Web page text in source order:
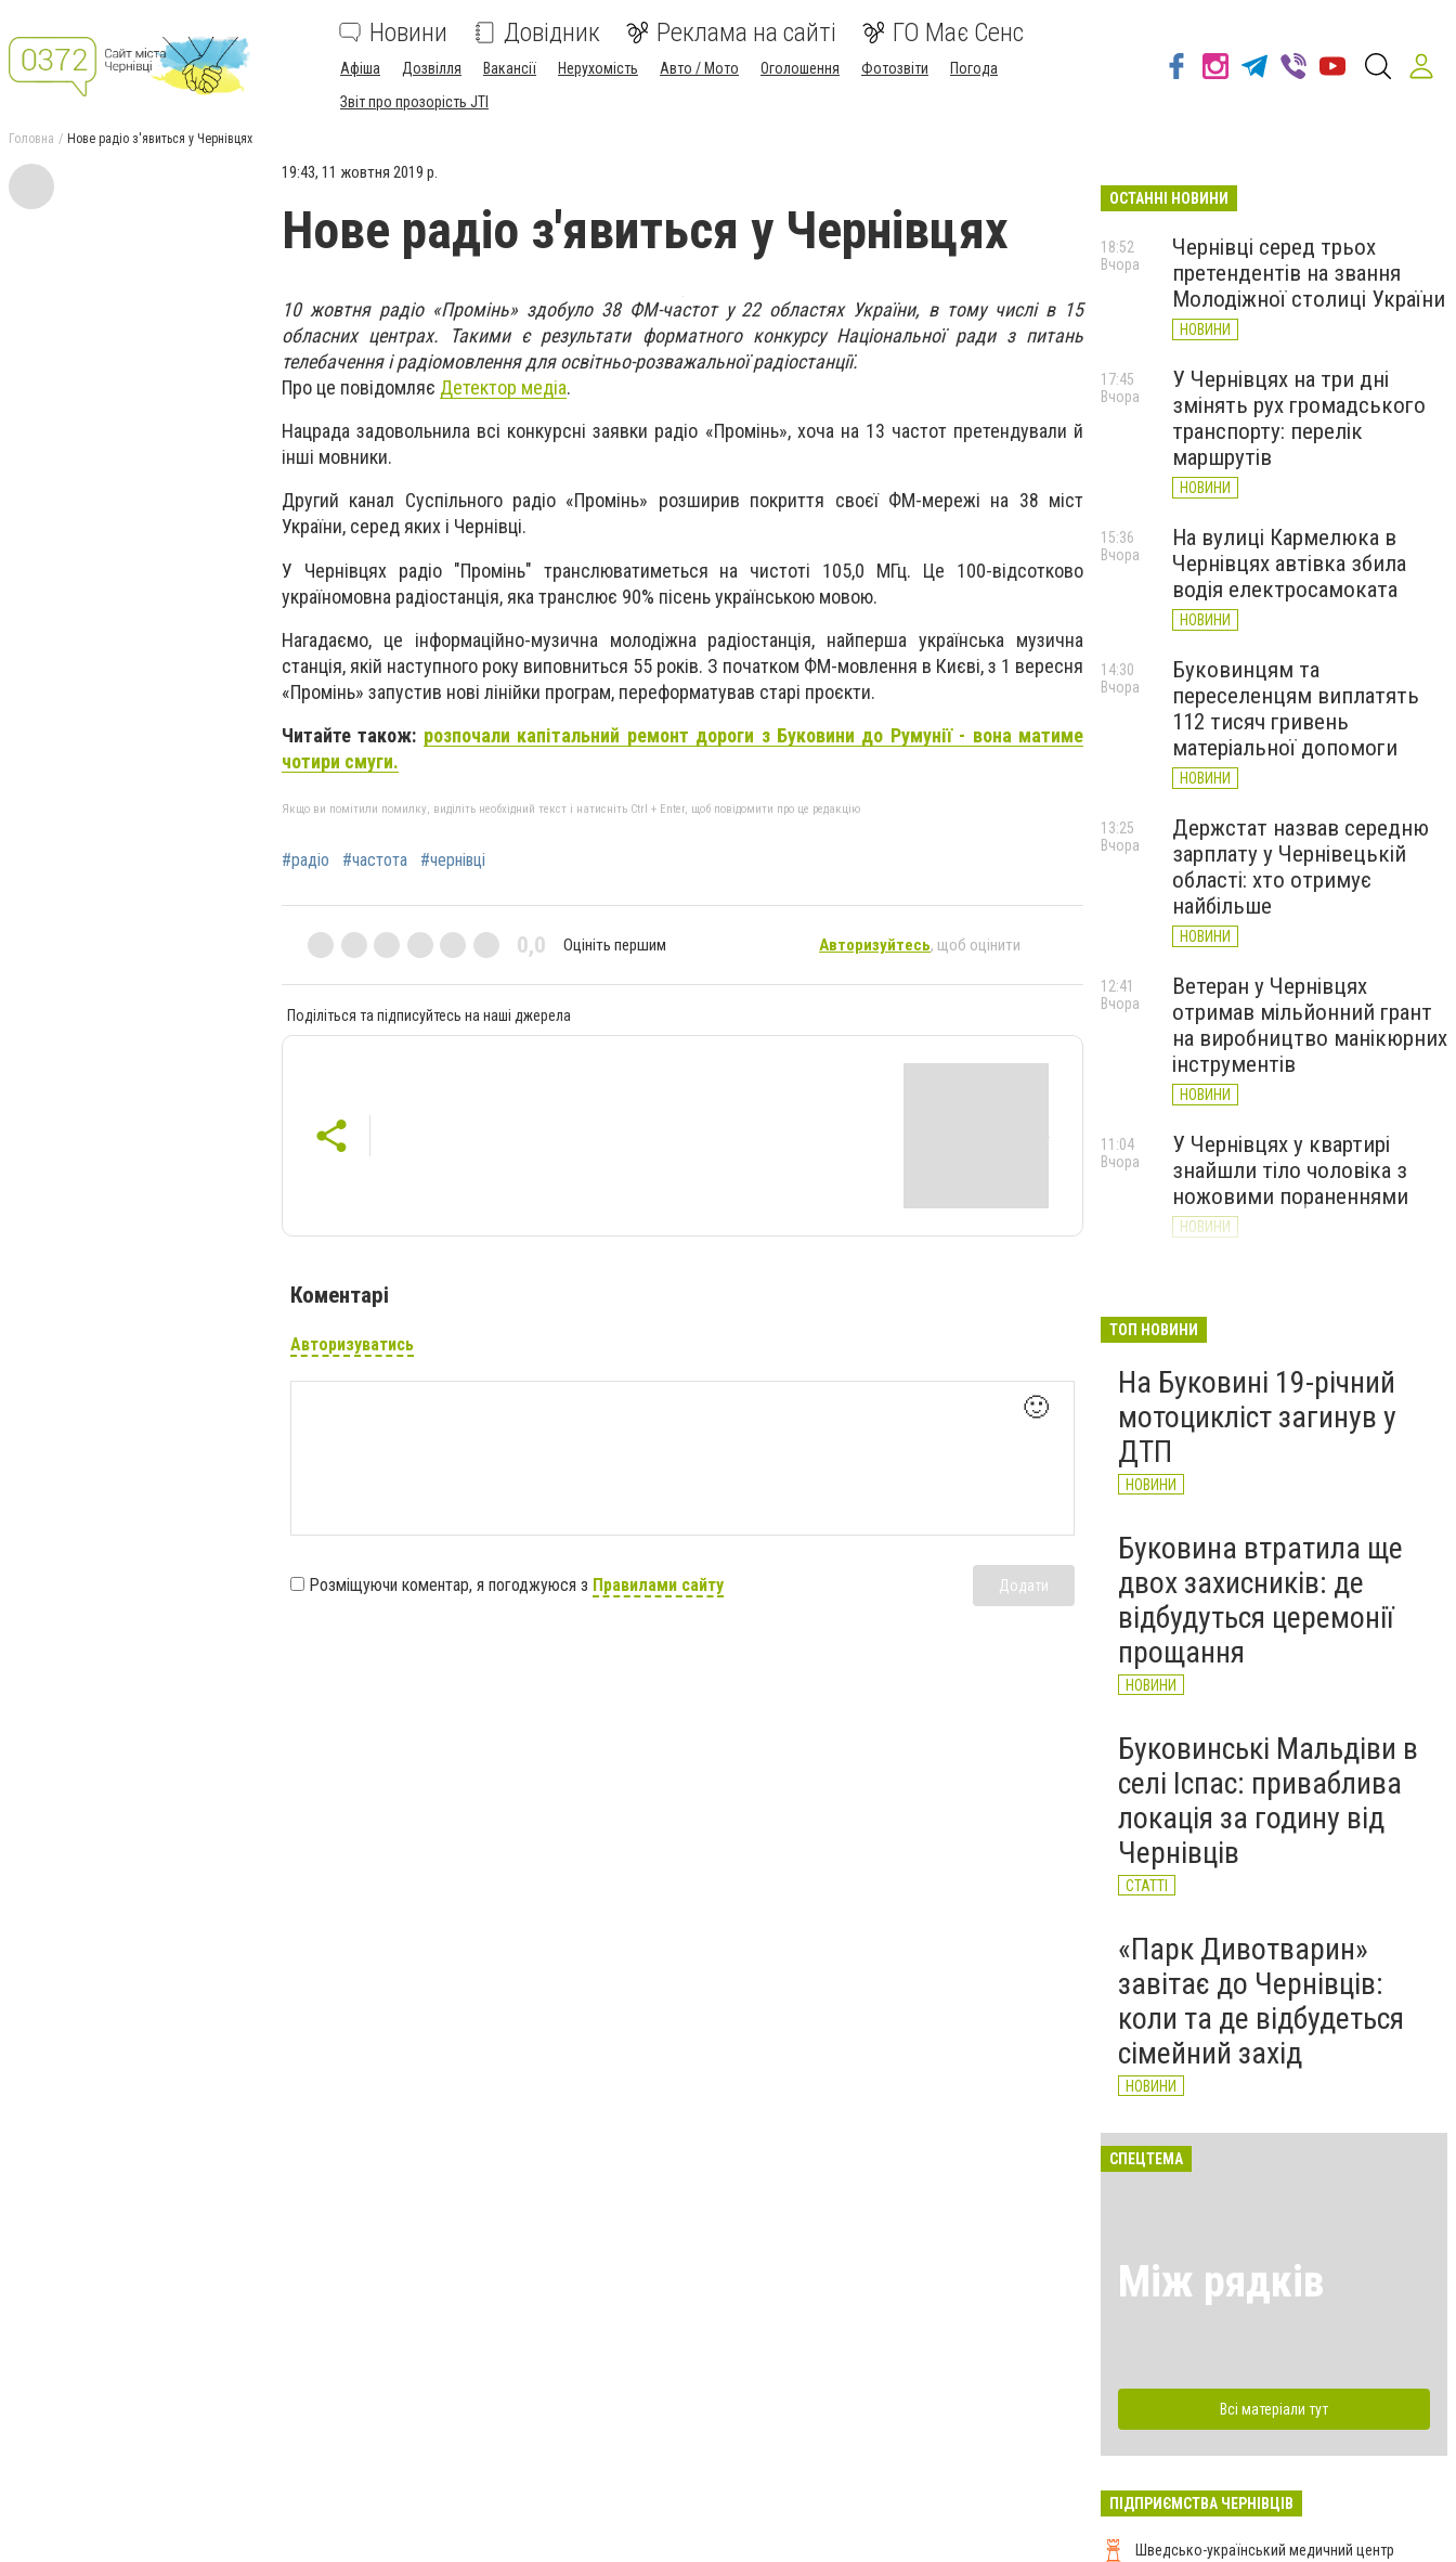
Новини Довідник Реклама на сайті ГО Має Сенс
Афіша Дозвілля Вакансії Нерухомість Авто / Мото Оголошення Фотозвіти
Погода
Звіт про прозорість JTI
Головна Нове радіо з'явиться у Чернівцях
19:43, 11 жовтня 2019 р.
Нове радіо з'явиться у Чернівцях
10 жовтня радіо «Промінь» здобуло 38 ФМ-частот у 22 областях України, в тому числі в 15
обласних центрах. Такими є результати форматного конкурсу Національної ради з питань
телебачення і радіомовлення для освітньо-розважальної радіостанції.
Про це повідомляє Детектор медіа.
Нацрада задовольнила всі конкурсні заявки радіо «Промінь», хоча на 13 частот претендували й
інші мовники.
Другий канал Суспільного радіо «Промінь» розширив покриття своєї ФМ-мережі на 38 міст
України, серед яких і Чернівці.
У Чернівцях радіо "Промінь" транслюватиметься на чистоті 105,0 МГц. Це 100-відсотково
україномовна радіостанція, яка транслює 90% пісень українською мовою.
Нагадаємо, це інформаційно-музична молодіжна радіостанція, найперша українська музична
станція, якій наступного року виповниться 55 років. З початком ФМ-мовлення в Києві, з 1 вересня
«Промінь» запустив нові лінійки програм, переформатував старі проєкти.
Читайте також: розпочали капітальний ремонт дороги з Буковини до Румунії - вона матиме
чотири смуги.
Якщо ви помітили помилку, виділіть необхідний текст і натисніть Ctrl + Enter, щоб повідомити про це редакцію
#радіо #частота #чернівці
0,0 Оцініть першим Авторизуйтесь, щоб оцінити
Поділіться та підписуйтесь на наші джерела
Коментарі
Авторизуватись
🙂
Розміщуючи коментар, я погоджуюся з Правилами сайту Додати
ОСТАННІ НОВИНИ
Чернівці серед трьох
претендентів на звання
Молодіжної столиці України
НОВИНИ
18:52
Вчора
У Чернівцях на три дні
змінять рух громадського
транспорту: перелік
маршрутів
НОВИНИ
17:45
Вчора
На вулиці Кармелюка в
Чернівцях автівка збила
водія електросамоката
НОВИНИ
15:36
Вчора
Буковинцям та
переселенцям виплатять
112 тисяч гривень
матеріальної допомоги
НОВИНИ
14:30
Вчора
Держстат назвав середню
зарплату у Чернівецькій
області: хто отримує
найбільше
НОВИНИ
13:25
Вчора
Ветеран у Чернівцях
отримав мільйонний грант
на виробництво манікюрних
інструментів
НОВИНИ
12:41
Вчора
У Чернівцях у квартирі
знайшли тіло чоловіка з
ножовими пораненнями
НОВИНИ
11:04
Вчора
критичну ситуацію з водою
НОВИНИ
ТОП НОВИНИ
На Буковині 19-річний
мотоцикліст загинув у
ДТП
НОВИНИ
Буковина втратила ще
двох захисників: де
відбудуться церемонії
прощання
НОВИНИ
Буковинські Мальдіви в
селі Іспас: приваблива
локація за годину від
Чернівців
СТАТТІ
«Парк Дивотварин»
завітає до Чернівців:
коли та де відбудеться
сімейний захід
НОВИНИ
СПЕЦТЕМА
Між рядків
Всі матеріали тут
ПІДПРИЄМСТВА ЧЕРНІВЦІВ
Шведсько-український медичний центр